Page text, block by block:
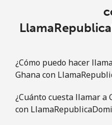
¿Cómo puedo hacer
Ghana con
¿Cuánto cuesta llamar a
con